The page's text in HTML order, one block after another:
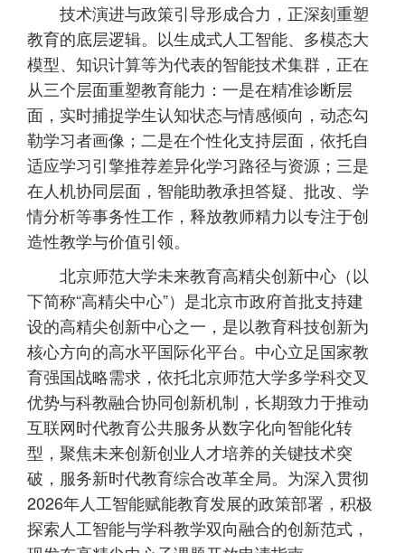
技术演进与政策引导形成合力，正深刻重塑
教育的底层逻辑。以生成式人工智能、多模态大
模型、知识计算等为代表的智能技术集群，正在
从三个层面重塑教育能力：一是在精准诊断层
面，实时捕捉学生认知状态与情感倾向，动态勾
勒学习者画像；二是在个性化支持层面，依托自
适应学习引擎推荐差异化学习路径与资源；三是
在人机协同层面，智能助教承担答疑、批改、学
情分析等事务性工作，释放教师精力以专注于创
造性教学与价值引领。
北京师范大学未来教育高精尖创新中心（以
下简称“高精尖中心”）是北京市政府首批支持建
设的高精尖创新中心之一，是以教育科技创新为
核心方向的高水平国际化平台。中心立足国家教
育强国战略需求，依托北京师范大学多学科交叉
优势与科教融合协同创新机制，长期致力于推动
互联网时代教育公共服务从数字化向智能化转
型，聚焦未来创新创业人才培养的关键技术突
破，服务新时代教育综合改革全局。为深入贯彻
2026年人工智能赋能教育发展的政策部署，积极
探索人工智能与学科教学双向融合的创新范式，